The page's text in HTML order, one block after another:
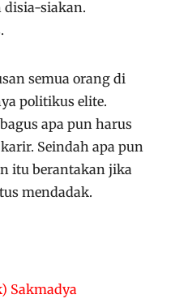
disia-siakan.
semua orang di
politikus elite.
apa pun harus
Seindah apa pun
itu berantakan jika
mendadak.
Sakmadya